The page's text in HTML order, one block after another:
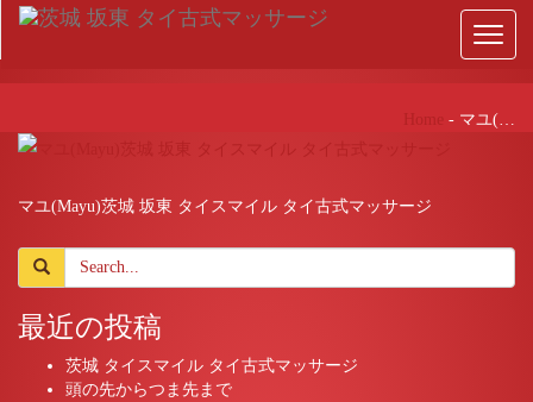
Toggle
Home - マユ(…
マユ(Mayu)茨城 坂東 タイスマイル タイ古式マッサージ
最近の投稿
茨城 タイスマイル タイ古式マッサージ
頭の先からつま先まで